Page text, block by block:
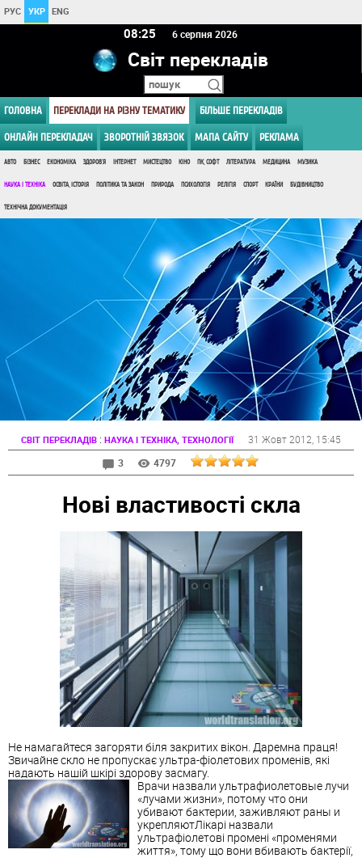
РУС УКР ENG
08 25 6 серпня 2026
Світ перекладів
ГОЛОВНА ПЕРЕКЛАДИ НА РІЗНУ ТЕМАТИКУ БІЛЬШЕ ПЕРЕКЛАДІВ
ОНЛАЙН ПЕРЕКЛАДАЧ ЗВОРОТНІЙ ЗВЯЗОК МАПА САЙТУ РЕКЛАМА
АВТО БІЗНЕС ЕКОНОМІКА ЗДОРОВ'Я ІНТЕРНЕТ МИСТЕЦТВО КІНО ПК, СОФТ ЛІТЕРАТУРА МЕДИЦИНА МУЗИКА
НАУКА І ТЕХНІКА ОСВІТА, ІСТОРІЯ ПОЛІТИКА ТА ЗАКОН ПРИРОДА ПСИХОЛОГІЯ РЕЛІГІЯ СПОРТ КРАЇНИ БУДІВНИЦТВО
ТЕХНІЧНА ДОКУМЕНТАЦІЯ
СВІТ ПЕРЕКЛАДІВ : НАУКА І ТЕХНІКА, ТЕХНОЛОГІЇ 31 Жовт 2012 , 15:45
3
4797
Нові властивості скла
Не намагайтеся загоряти біля закритих вікон. Даремна праця!
Звичайне скло не пропускає ультра-фіолетових променів, які
надають нашій шкірі здорову засмагу.
Врачи назвали ультрафиолетовые лучи
«лучами жизни», потому что они
убивают бактерии, заживляют раны и
укрепляютЛікарі назвали
ультрафіолетові промені «променями
життя», тому що вони вбивають бактерії,